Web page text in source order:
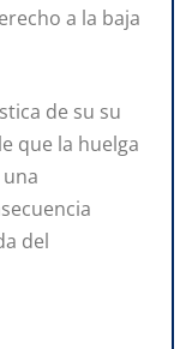
a la baja
de su su
que la huelga
del